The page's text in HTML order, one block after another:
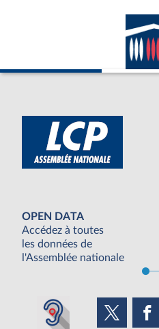
OPEN DATA
Accédez à toutes
les données de
l'Assemblée nationale